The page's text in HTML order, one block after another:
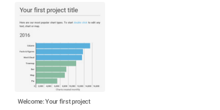
Welcome: Your first project